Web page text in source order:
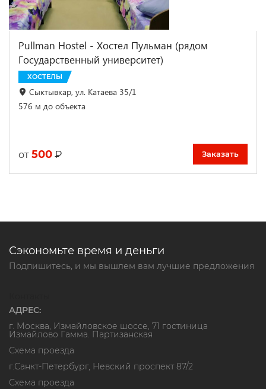
Pullman Hostel - Хостел Пульман (рядом
Государственный университет)
ХОСТЕЛЫ
Сыктывкар, ул. Катаева 35/1
576 м до объекта
от 500 ₽ Заказать
Сэкономьте время и деньги
Подпишитесь, и мы вышлем вам лучшие предложения
АДРЕС:
г. Москва, Измайловское шоссе, 71 гостиница
Измайлово Гамма. Партизанская
Схема проезда
г.Санкт-Петербург, Невский проспект 87/2
Схема проезда